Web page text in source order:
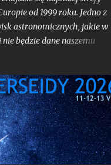
od 1999 roku. Jedno z
astronomicznych, jakie w
będzie dane naszemu
ten rozegra się
z Polski
pasa jej widoczności
się w strefie zaćmienia
maksymalnej
sierpem. Jako, że